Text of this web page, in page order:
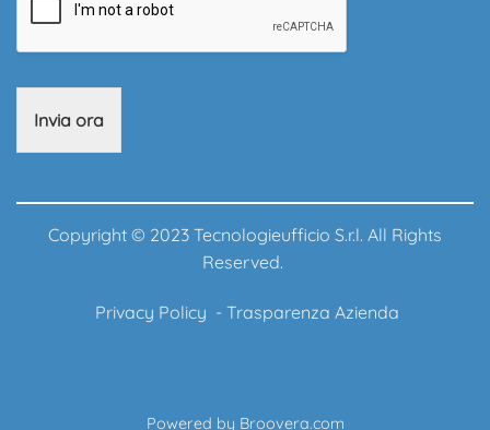
Invia ora
Copyright © 2023 Tecnologieufficio S.r.l. All Rights
Reserved.
Privacy Policy - Trasparenza Azienda
Powered by Broovera.com